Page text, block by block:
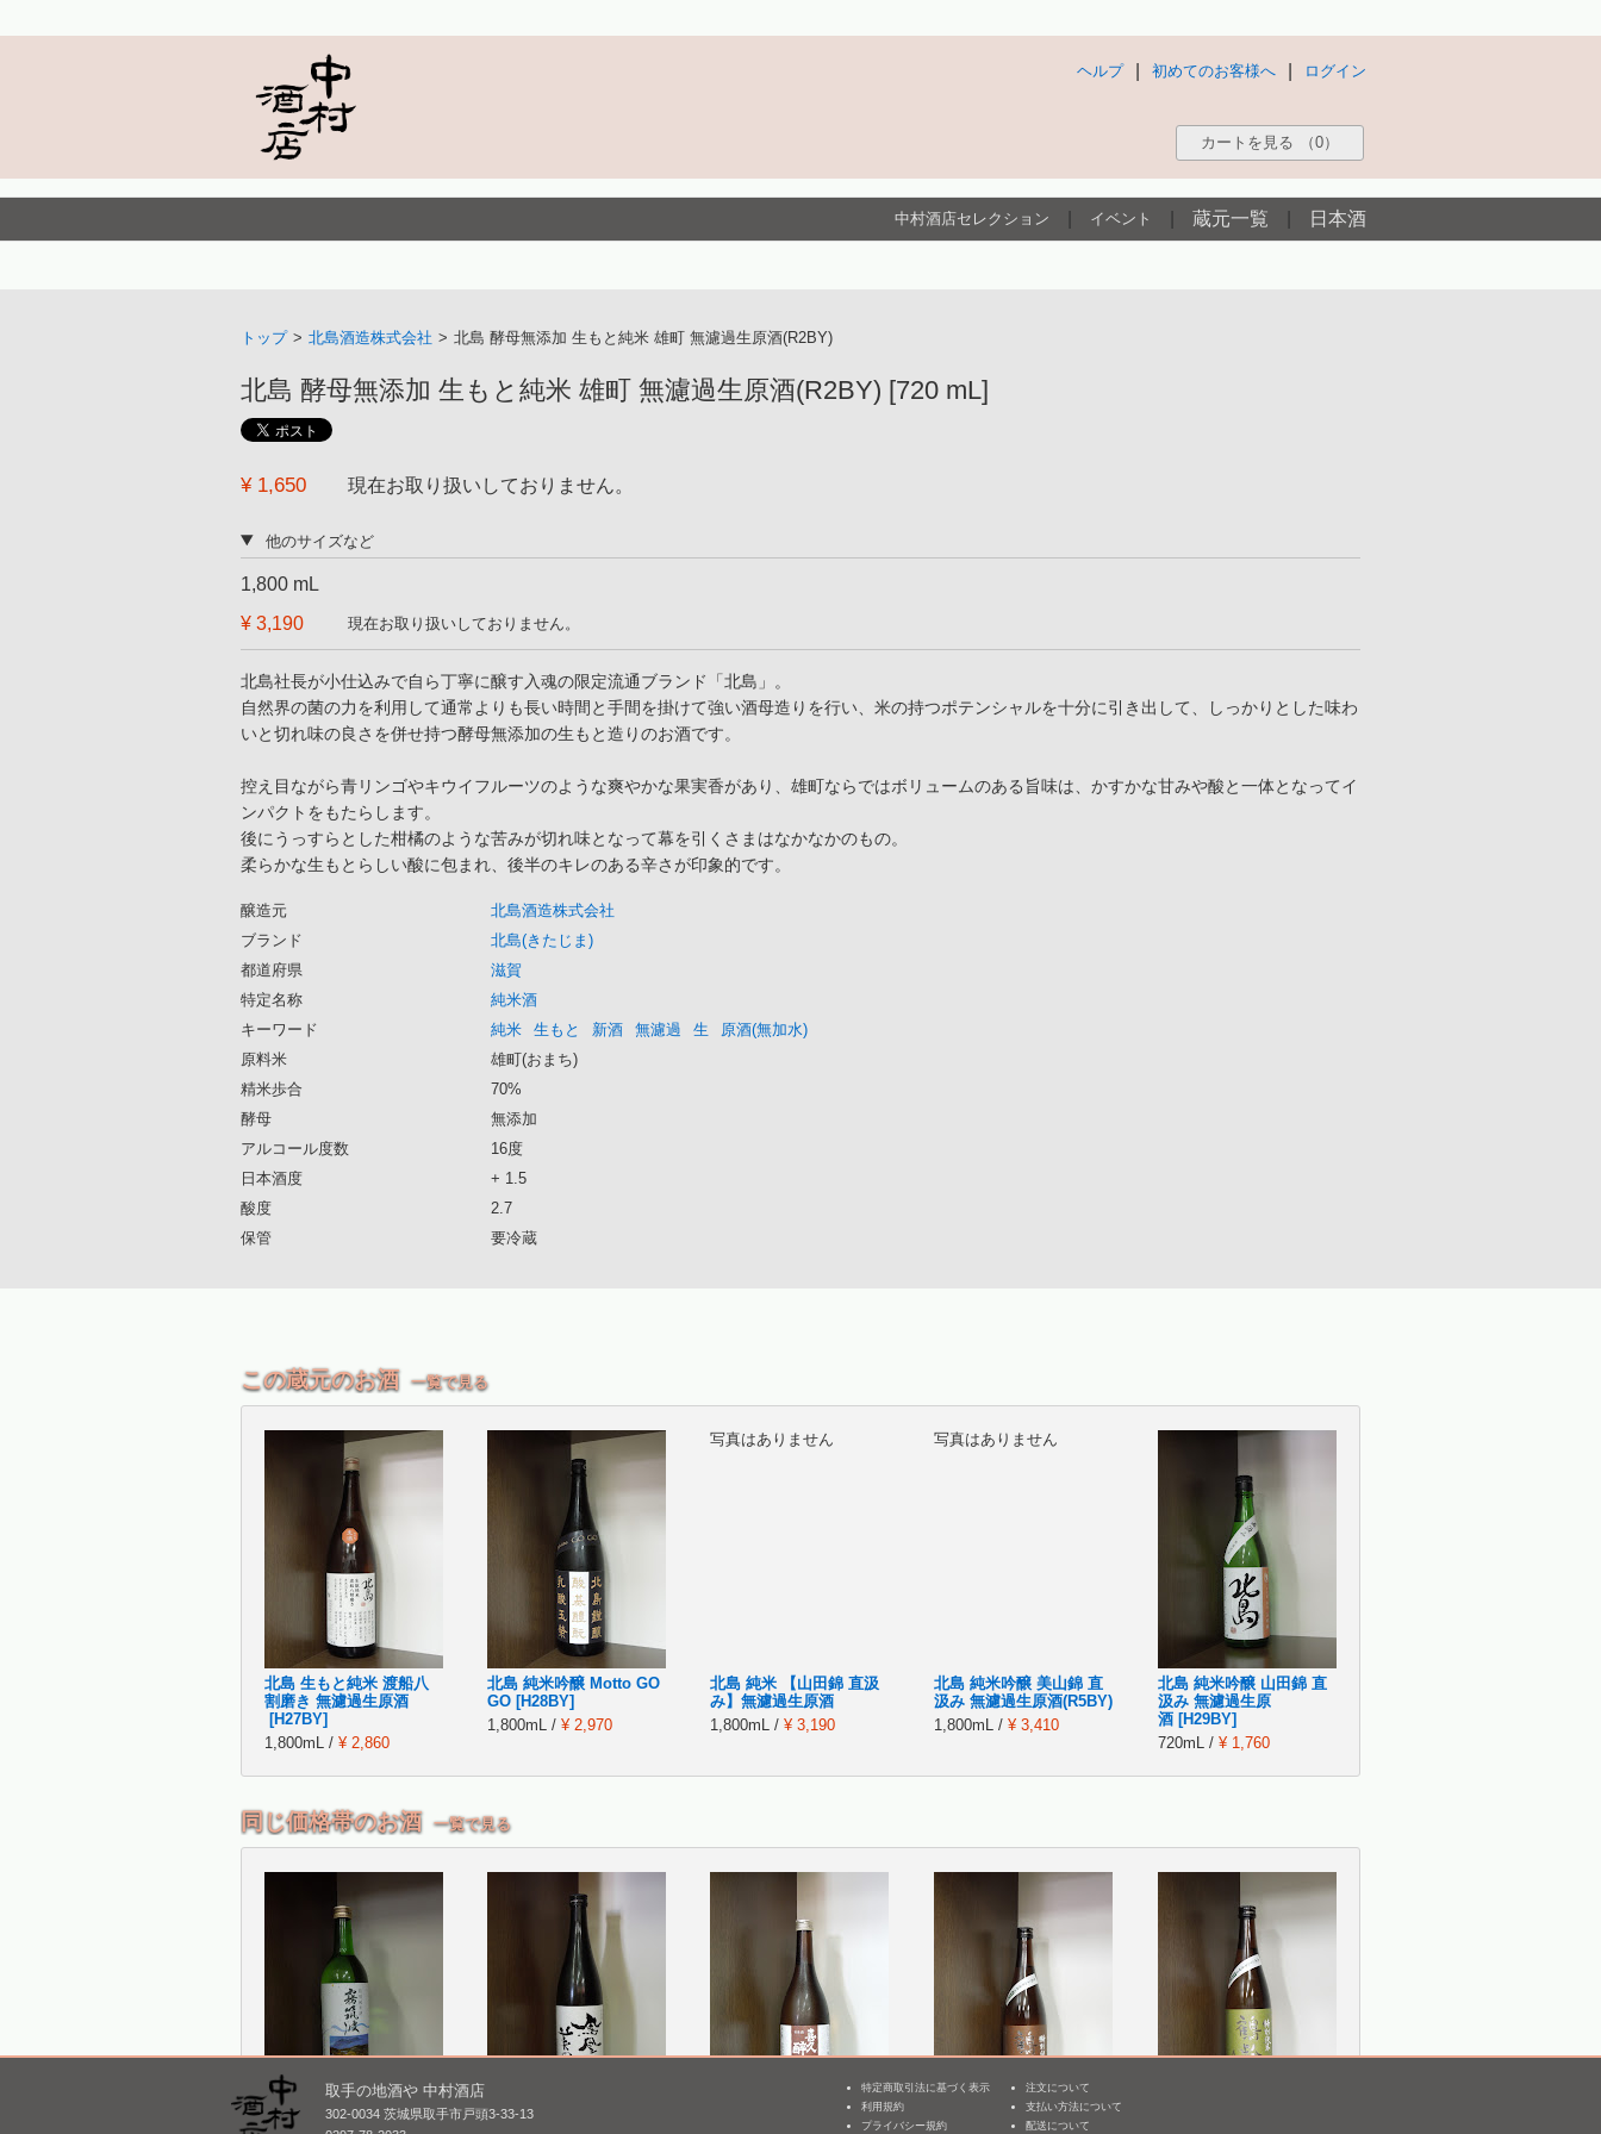
ログイン
初めてのお客様へ
ヘルプ
カートを見る （0）
中村酒店セレクション イベント 蔵元一覧 日本酒
トップ > 北島酒造株式会社 > 北島 酵母無添加 生もと純米 雄町 無濾過生原酒(R2BY)
北島 酵母無添加 生もと純米 雄町 無濾過生原酒(R2BY) [720 mL]
¥ 1,650 現在お取り扱いしておりません。
他のサイズなど
1,800 mL
¥ 3,190
現在お取り扱いしておりません。
北島社長が小仕込みで自ら丁寧に醸す入魂の限定流通ブランド「北島」。
自然界の菌の力を利用して通常よりも長い時間と手間を掛けて強い酒母造りを行い、米の持つポテンシャルを十分に引き出して、しっかりとした味わ
いと切れ味の良さを併せ持つ酵母無添加の生もと造りのお酒です。
控え目ながら青リンゴやキウイフルーツのような爽やかな果実香があり、雄町ならではボリュームのある旨味は、かすかな甘みや酸と一体となってイ
ンパクトをもたらします。
後にうっすらとした柑橘のような苦みが切れ味となって幕を引くさまはなかなかのもの。
柔らかな生もとらしい酸に包まれ、後半のキレのある辛さが印象的です。
醸造元
北島酒造株式会社
ブランド
北島(きたじま)
都道府県
滋賀
特定名称
純米酒
キーワード
純米 生もと 新酒 無濾過 生
原酒(無加水)
原料米
雄町(おまち)
精米歩合
70%
酵母
無添加
アルコール度数
16度
日本酒度
+ 1.5
酸度
2.7
保管
要冷蔵
この蔵元のお酒 一覧で見る
北島 生もと純米 渡船八
割磨き 無濾過生原酒
[H27BY]
1,800mL / ¥ 2,860
北島 純米吟醸 Motto GO
GO [H28BY]
1,800mL / ¥ 2,970
写真はありません
北島 純米 【山田錦 直汲
み】無濾過生原酒
1,800mL / ¥ 3,190
写真はありません
北島 純米吟醸 美山錦 直
汲み 無濾過生原酒(R5BY)
1,800mL / ¥ 3,410
北島 純米吟醸 山田錦 直
汲み 無濾過生原
酒 [H29BY]
720mL / ¥ 1,760
同じ価格帯のお酒 一覧で見る
霧筑波 特別純米 火入れ
鳳凰美田 純米吟醸 白判
鶴齢 特別純米 山田錦
取手の地酒や 中村酒店
302-0034 茨城県取手市戸頭3-33-13
特定商取引法に基づく表示
利用規約
プライバシー規約
注文について
支払い方法について
配送について